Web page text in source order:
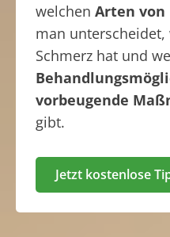
welchen Arten von
man unterscheidet,
Schmerz hat und
vorbeugende
gibt.
Jetzt kostenlose